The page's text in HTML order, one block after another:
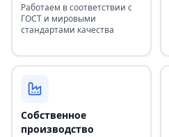
Работаем в соответствии с
ГОСТ и мировыми
стандартами качества
Собственное
производство